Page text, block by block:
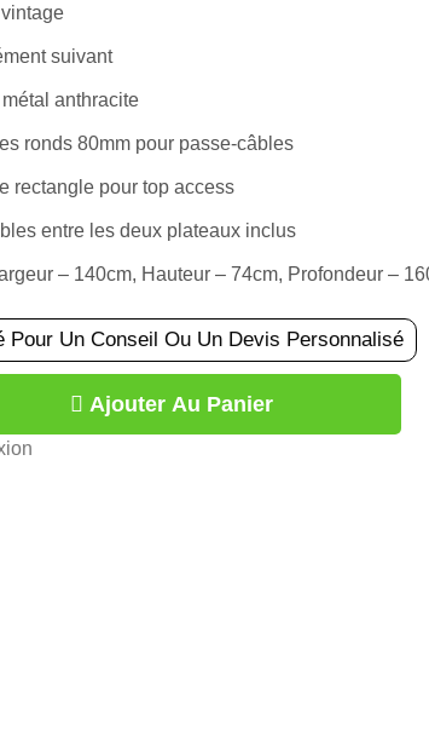
suivant
anthracite
ronds 80mm pour passe-câbles
rectangle pour top access
entre les deux plateaux inclus
– 140cm, Hauteur – 74cm, Profondeur –
Pour Un Conseil Ou Un Devis Personnalisé
Ajouter Au Panier